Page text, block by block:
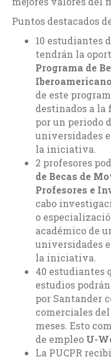
Puntos destacados
10 estudiantes
tendrán la
Programa de
de este
destinados a la
por un periodo
universidades
la iniciativa.
2 profesores
de Becas de
Profesores e
cabo
o
académico de
universidades
la iniciativa.
40 estudiantes
estudios
por Santander
comerciales
meses. Esto
de empleo U-
La PUCPR